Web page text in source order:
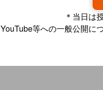
＊当日は
YouTube等への一般公開に